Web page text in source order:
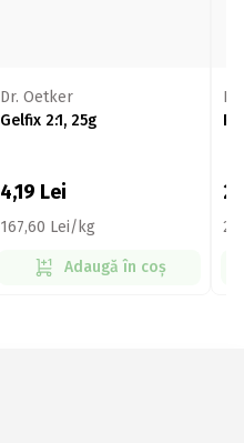
Dr. Oetker
Gelfix 2:1, 25g
4,19 Lei
167,60 Lei/kg
Adaugă în coș